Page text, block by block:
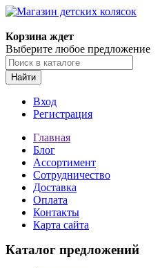
Корзина ждет
Выберите любое предложение
Найти
Вход
Регистрация
Главная
Блог
Ассортимент
Сотрудничество
Доставка
Оплата
Контакты
Карта сайта
Каталог предложений